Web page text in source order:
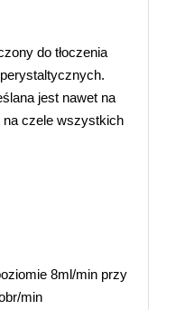
do tłoczenia
jest nawet na
na czele wszystkich
8ml/min przy
min